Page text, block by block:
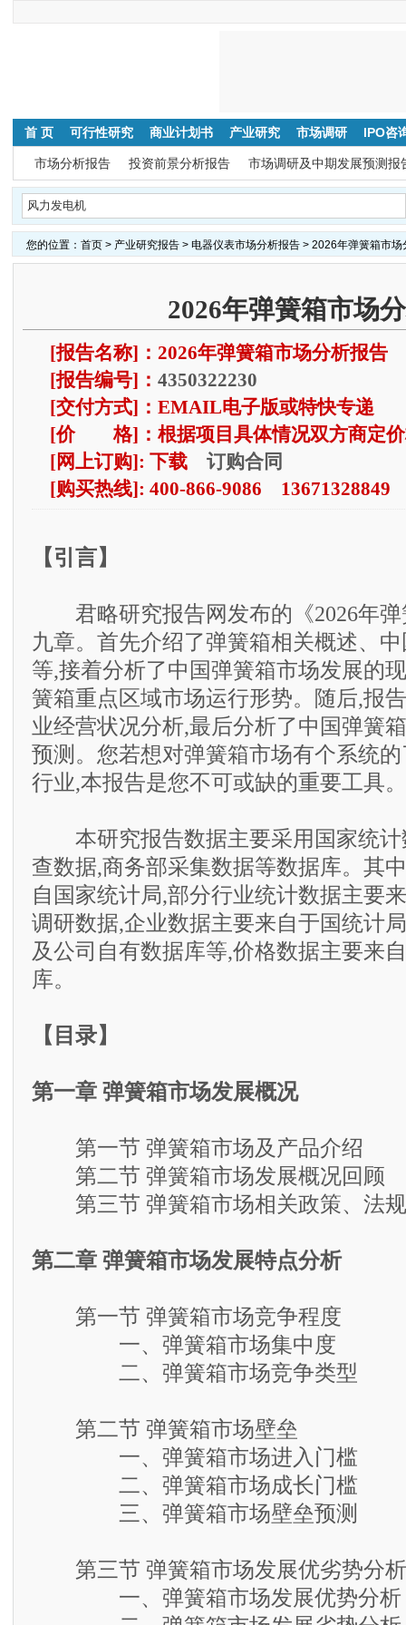
首 页 可行性研究 商业计划书 产业研究 市场调研 IPO咨
市场分析报告 投资前景分析报告 市场调研及中期发展预测报
您的位置： 首页> 产业研究报告> 电器仪表市场分析报告> 2026年弹簧箱市场
2026年弹簧箱市场
[报告名称]：2026年弹簧箱市场分析报告
[报告编号]： 4350322230
[交付方式]：EMAIL电子版或特快专递
[价 格]：根据项目具体情况双方商定
[网上订购]: 下载 订购合同
[购买热线]: 400-866-9086 13671328849
【引言】
君略研究报告网发布的《2026年弹
九章。首先介绍了弹簧箱相关概述、
等,接着分析了中国弹簧箱市场发展的
簧箱重点区域市场运行形势。随后,报
业经营状况分析,最后分析了中国弹簧
预测。您若想对弹簧箱市场有个系统
行业,本报告是您不可或缺的重要工具。
本研究报告数据主要采用国家统计
查数据,商务部采集数据等数据库。其
自国家统计局,部分行业统计数据主要
调研数据,企业数据主要来自于国统计
及公司自有数据库等,价格数据主要来
库。
【目录】
第一章 弹簧箱市场发展概况
第一节 弹簧箱市场及产品介绍
第二节 弹簧箱市场发展概况回顾
第三节 弹簧箱市场相关政策、法规
第二章 弹簧箱市场发展特点分析
第一节 弹簧箱市场竞争程度
一、弹簧箱市场集中度
二、弹簧箱市场竞争类型
第二节 弹簧箱市场壁垒
一、弹簧箱市场进入门槛
二、弹簧箱市场成长门槛
三、弹簧箱市场壁垒预测
第三节 弹簧箱市场发展优劣势分析
一、弹簧箱市场发展优势分析